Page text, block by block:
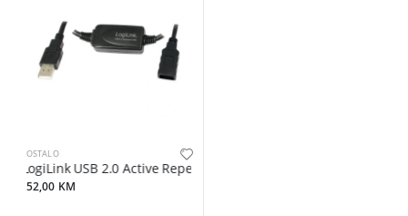
OSTALO
LogiLink USB 2.0 Active Repeater Cable 15m UA0145
52,00 KM